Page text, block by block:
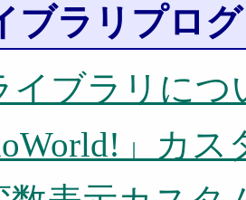
ブラリプロ
イブラリにつ
」カ